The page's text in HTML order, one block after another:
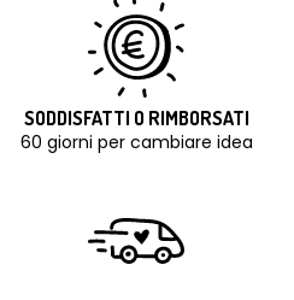
SODDISFATTI O RIMBORSATI
60 giorni per cambiare idea